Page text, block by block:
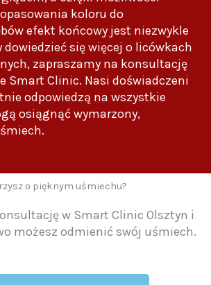
koloru do
efekt końcowy jest niezwykle
dowiedzieć się więcej o licówkach
zapraszamy na konsultację
Smart Clinic. Nasi doświadczeni
odpowiedzą na wszystkie
osiągnąć wymarzony,
o pięknym uśmiechu?
w Smart Clinic Olsztyn i
możesz odmienić swój uśmiech.